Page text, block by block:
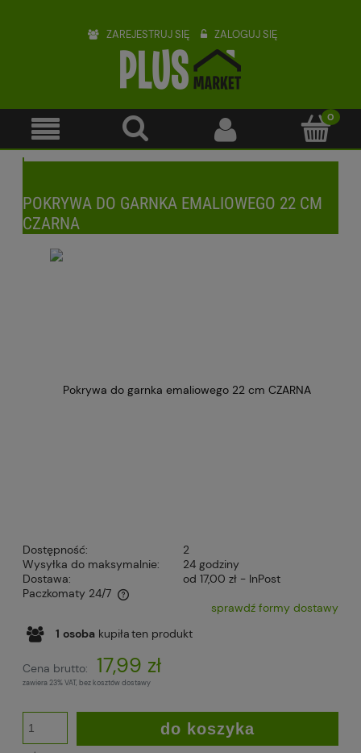
ZAREJESTRUJ SIĘ ZALOGUJ SIĘ
POKRYWA DO GARNKA EMALIOWEGO 22 CM
CZARNA
Dostępność:
2
Wysyłka do maksymalnie:
24 godziny
Dostawa:
od 17,00 zł - InPost
Paczkomaty 24/7
Cena nie zawiera ewentualnych kosztów płatnościsprawdź formy dostawy
1 osoba kupiłaten produkt
Cena brutto: 17,99 zł
zawiera 23% VAT, bez kosztów dostawy
do koszyka